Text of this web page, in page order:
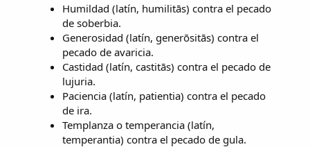
Humildad​ (latín, humilitās) contra el pecado
de soberbia.
Generosidad​ (latín, generōsitās) contra el
pecado de avaricia.
Castidad​ (latín, castitās) contra el pecado de
lujuria.
Paciencia​ (latín, patientia) contra el pecado
de ira.
Templanza​ o temperancia​ (latín,
temperantia) contra el pecado de gula.